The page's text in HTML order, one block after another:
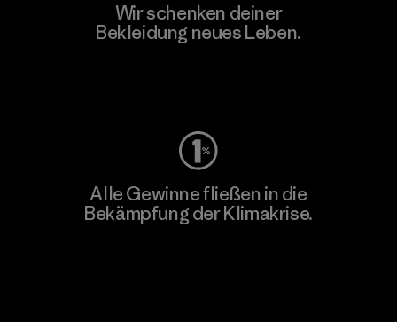
Wir schenken deiner
Bekleidung neues Leben.
Alle Gewinne fließen in die
Bekämpfung der Klimakrise.